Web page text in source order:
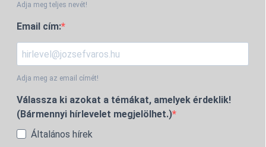
Adja meg teljes nevét!
Email cím:
Adja meg az email címét!
Válassza ki azokat a témákat, amelyek érdeklik!
(Bármennyi hírlevelet megjelölhet.)
Általános hírek